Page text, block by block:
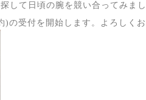
して日頃の腕を競い合ってみまし
受付を開始します。よろしくお